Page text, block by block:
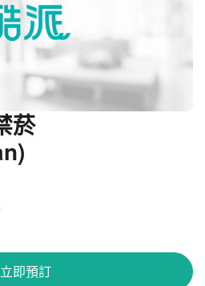
菸
⭢
立即預訂
酒店 - 經濟雙人床房 -